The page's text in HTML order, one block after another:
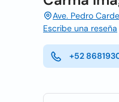
Ave. Pedro
Escribe una reseña
+52